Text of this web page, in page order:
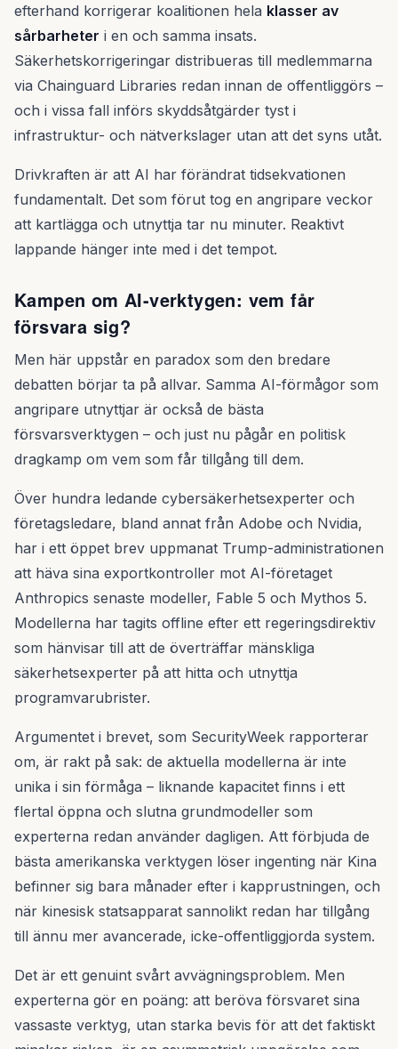
efterhand korrigerar koalitionen hela klasser av
sårbarheter i en och samma insats.
Säkerhetskorrigeringar distribueras till medlemmarna
via Chainguard Libraries redan innan de offentliggörs –
och i vissa fall införs skyddsåtgärder tyst i
infrastruktur- och nätverkslager utan att det syns utåt.
Drivkraften är att AI har förändrat tidsekvationen
fundamentalt. Det som förut tog en angripare veckor
att kartlägga och utnyttja tar nu minuter. Reaktivt
lappande hänger inte med i det tempot.
Kampen om AI-verktygen: vem får
försvara sig?
Men här uppstår en paradox som den bredare
debatten börjar ta på allvar. Samma AI-förmågor som
angripare utnyttjar är också de bästa
försvarsverktygen – och just nu pågår en politisk
dragkamp om vem som får tillgång till dem.
Över hundra ledande cybersäkerhetsexperter och
företagsledare, bland annat från Adobe och Nvidia,
har i ett öppet brev uppmanat Trump-administrationen
att häva sina exportkontroller mot AI-företaget
Anthropics senaste modeller, Fable 5 och Mythos 5.
Modellerna har tagits offline efter ett regeringsdirektiv
som hänvisar till att de överträffar mänskliga
säkerhetsexperter på att hitta och utnyttja
programvarubrister.
Argumentet i brevet, som SecurityWeek rapporterar
om, är rakt på sak: de aktuella modellerna är inte
unika i sin förmåga – liknande kapacitet finns i ett
flertal öppna och slutna grundmodeller som
experterna redan använder dagligen. Att förbjuda de
bästa amerikanska verktygen löser ingenting när Kina
befinner sig bara månader efter i kapprustningen, och
när kinesisk statsapparat sannolikt redan har tillgång
till ännu mer avancerade, icke-offentliggjorda system.
Det är ett genuint svårt avvägningsproblem. Men
experterna gör en poäng: att beröva försvaret sina
vassaste verktyg, utan starka bevis för att det faktiskt